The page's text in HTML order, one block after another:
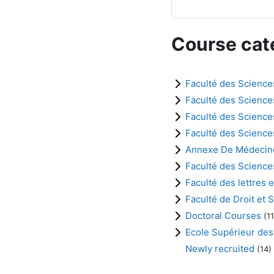
Course
Faculté des
Faculté des
Faculté des
Faculté des
Annexe De
Faculté des
Faculté des lettres
Faculté de Droit et
Doctoral Courses
Ecole Supérieur
Newly recruited (14)